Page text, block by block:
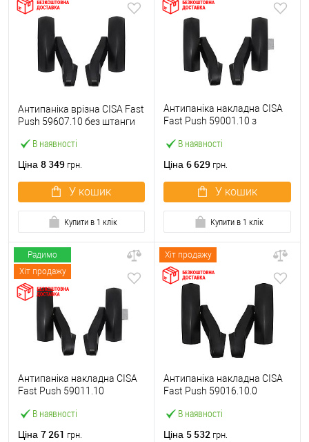
В наявності
Антипаніка врізна CISA Fast
Push 59607.10 без штанги
Ціна 8 349 грн.
У кошик
Купити в 1 клік
В наявності
Антипаніка накладна CISA
Fast Push 59001.10 з
Ціна 6 629 грн.
У кошик
Купити в 1 клік
Радимо
Хіт продажу
В наявності
Антипаніка накладна CISA
Fast Push 59011.10
штанги
Ціна 7 261 грн.
Хіт продажу
В наявності
Антипаніка накладна CISA
Fast Push 59016.10.0
штанги
Ціна 5 532 грн.